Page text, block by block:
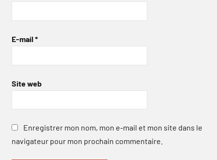
E-mail *
Site web
Enregistrer mon nom, mon e-mail et mon site dans le
navigateur pour mon prochain commentaire.